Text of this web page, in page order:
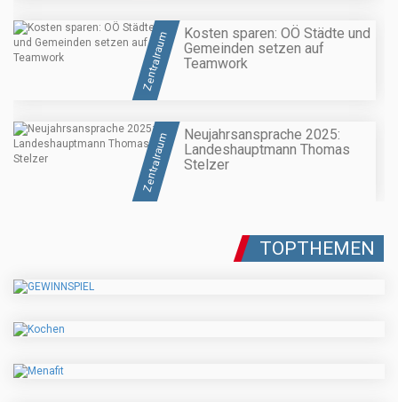
Zentralraum
Kosten sparen: OÖ Städte und
Gemeinden setzen auf
Teamwork
Zentralraum
Neujahrsansprache 2025:
Landeshauptmann Thomas
Stelzer
TOPTHEMEN